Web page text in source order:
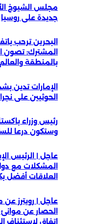
مجلس الشيوخ
جديدة على روسيا
البحرين ترحب
المشترك: تصون
بالمنطقة والعالم
الإمارات تدين
الحوثيين على
رئيس وزراء
وستكون درعا
عاجل | الرئيس
المشكلات مع
العلاقات أفضل
عاجل | رويترز
الحصار عن
اتفاق لاستئناف